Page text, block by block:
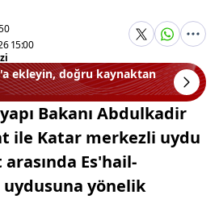
15:00
ekleyin, doğru kaynaktan
Bakanı Abdulkadir
ile Katar merkezli uydu
Es'hail-
yönelik